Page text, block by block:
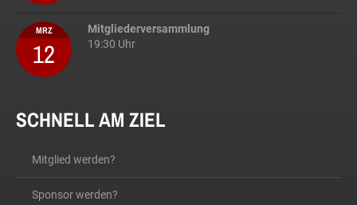
MRZ
12
Mitgliederversammlung
19:30 Uhr
SCHNELL AM ZIEL
Mitglied werden?
Sponsor werden?